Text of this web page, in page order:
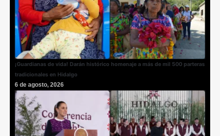
¡Guardianas de vida! Darán histórico homenaje a más de mil 500 parteras
tradicionales en Hidalgo
6 de agosto, 2026